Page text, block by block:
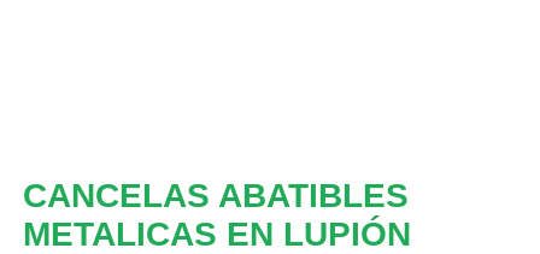
CANCELAS ABATIBLES
METALICAS EN LUPIÓN